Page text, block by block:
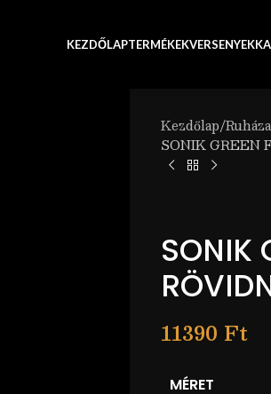
KEZDŐLAPTERMÉKEKVERSENYEK
Kezdőlap
SONIK GREEN
SONIK
11390 Ft
MÉRET